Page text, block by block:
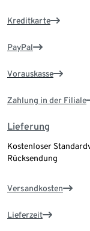
Kreditkarte
PayPal
Vorauskasse
Zahlung in der Filiale
Lieferung
Kostenloser
Rücksendung
Versandkosten
Lieferzeit